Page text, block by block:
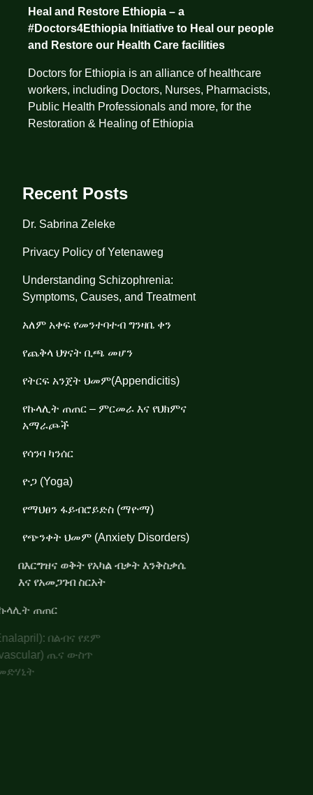
Heal and Restore Ethiopia – a
#Doctors4Ethiopia Initiative to Heal our people
and Restore our Health Care facilities
Doctors for Ethiopia is an alliance of healthcare
workers, including Doctors, Nurses, Pharmacists,
Public Health Professionals and more, for the
Restoration & Healing of Ethiopia
Recent Posts
Dr. Sabrina Zeleke
Privacy Policy of Yetenaweg
Understanding Schizophrenia:
Symptoms, Causes, and Treatment
አለም አቀፍ የመንተባተብ ግንዛቤ ቀን
የጨቅላ ህፃናት ቢጫ መሆን
የትርፍ አንጀት ህመም(Appendicitis)
የኩላሊት ጠጠር – ምርመራ እና የህክምና
አማራጮች
የሳንባ ካንሰር
ዮጋ (Yoga)
የማህፀን ፋይብሮይድስ (ማዮማ)
የጭንቀት ህመም (Anxiety Disorders)
በእርግዝና ወቅት የአካል ብቃት እንቅስቃሴ
እና የአመጋገብ ስርአት
የኩላሊት ጠጠር
(Enalapril): በልብና የደም
(cardiovascular) ጤና ውስጥ
የመድሃኒት